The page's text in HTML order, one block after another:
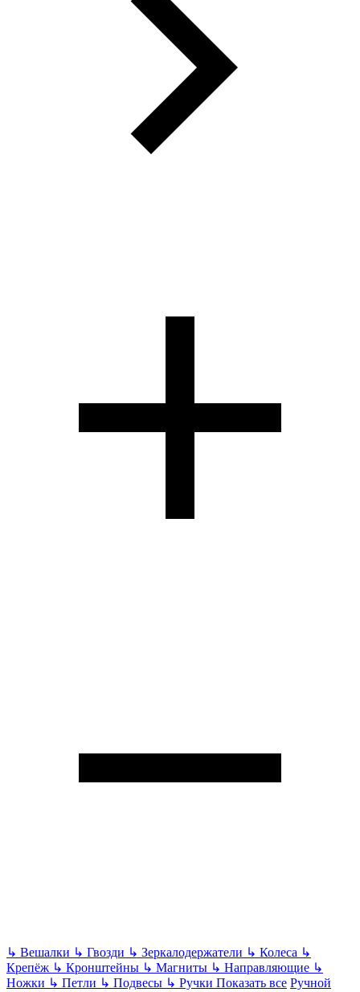
↳ Вешалки ↳ Гвозди ↳ Зеркалодержатели ↳ Колеса ↳
Крепёж ↳ Кронштейны ↳ Магниты ↳ Направляющие ↳
Ножки ↳ Петли ↳ Подвесы ↳ Ручки Показать все Ручной